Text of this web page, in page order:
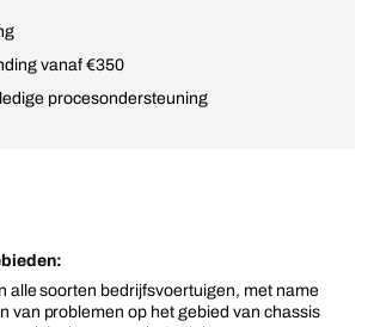
vanaf €350
procesondersteuning
alle soorten bedrijfsvoertuigen, met name
van problemen op het gebied van chassis